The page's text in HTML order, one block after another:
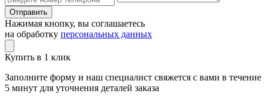
Отправить
Нажимая кнопку, вы соглашаетесь
на обработку персональных данных
Купить в 1 клик
Заполните форму и наш специалист свяжется с вами в течение
5 минут для уточнения деталей заказа